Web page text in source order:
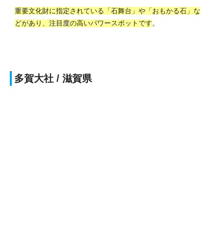
重要文化財に指定されている「石舞台」や「おもかる石」な
どがあり、注目度の高いパワースポットです。
多賀大社 / 滋賀県